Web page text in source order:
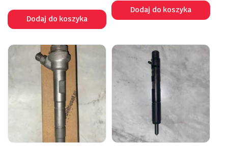
Dodaj do koszyka
Dodaj do koszyka